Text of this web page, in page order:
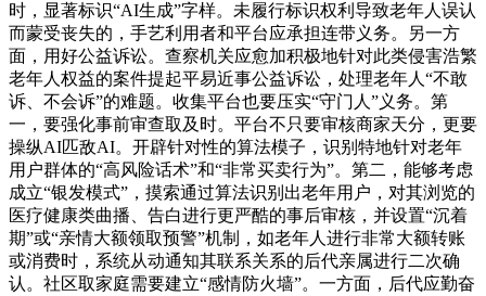
时，显著标识“AI生成”字样。未履行标识权利导致老年人误认
而蒙受丧失的，手艺利用者和平台应承担连带义务。另一方
面，用好公益诉讼。查察机关应愈加积极地针对此类侵害浩繁
老年人权益的案件提起平易近事公益诉讼，处理老年人“不敢
诉、不会诉”的难题。收集平台也要压实“守门人”义务。第
一，要强化事前审查取及时。平台不只要审核商家天分，更要
操纵AI匹敌AI。开辟针对性的算法模子，识别特地针对老年
用户群体的“高风险话术”和“非常买卖行为”。第二，能够考虑
成立“银发模式”，摸索通过算法识别出老年用户，对其浏览的
医疗健康类曲播、告白进行更严酷的事后审核，并设置“沉着
期”或“亲情大额领取预警”机制，如老年人进行非常大额转账
或消费时，系统从动通知其联系关系的后代亲属进行二次确
认。社区取家庭需要建立“感情防火墙”。一方面，后代应勤奋